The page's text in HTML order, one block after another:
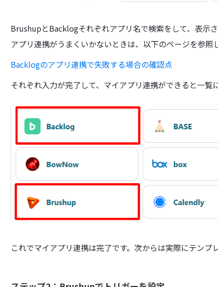
BrushupとBacklogそれぞれアプリ名で検索をして、表示
アプリ連携がうまくいかないときは、以下のページを参照
Backlogのアプリ連携で失敗する場合の確認点
それぞれ入力が完了して、マイアプリ連携ができると一
これでマイアプリ連携は完了です。次からは実際にテンプ